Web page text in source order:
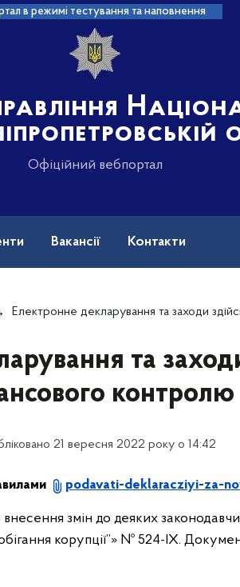
в режимі тестування та наповнення
Офіційний вебпортал
Вакансії Контакти
Електронне декларування та заходи здійснення фінансового
та
контролю
21 вересня 2022 року о 14:42
podavati-deklaracziyi-za-
змін до деяких законодавчих
корупції”» № 524-ІХ.